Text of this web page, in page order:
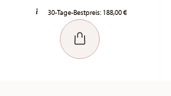
30-Tage-Bestpreis: 188,00 €